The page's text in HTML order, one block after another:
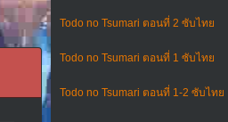
Todo no Tsumari ตอนที่ 2 ซับไทย
Todo no Tsumari ตอนที่ 1 ซับไทย
Todo no Tsumari ตอนที่ 1-2 ซับไทย